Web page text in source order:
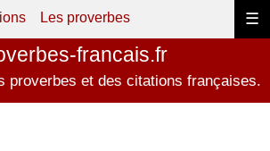
☰
Les proverbes
francais.fr
proverbes et des citations françaises.